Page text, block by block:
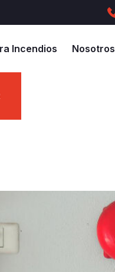
Incendios Nosotros